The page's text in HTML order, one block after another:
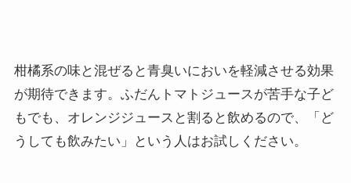
柑橘系の味と混ぜると青臭いにおいを軽減させる効果
が期待できます。ふだんトマトジュースが苦手な子ど
もでも、オレンジジュースと割ると飲めるので、「ど
うしても飲みたい」という人はお試しください。